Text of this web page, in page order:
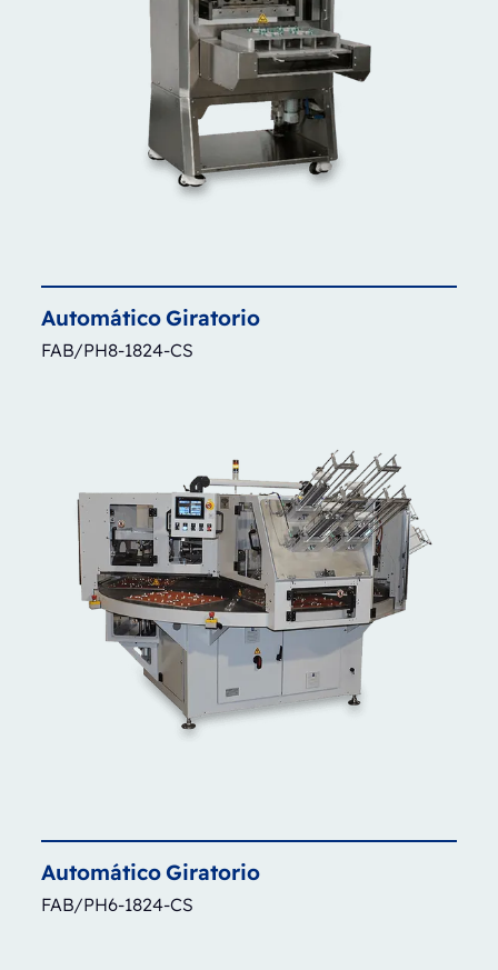
AutomáticoGiratorio
FAB/PH8-1824-CS
AutomáticoGiratorio
FAB/PH6-1824-CS